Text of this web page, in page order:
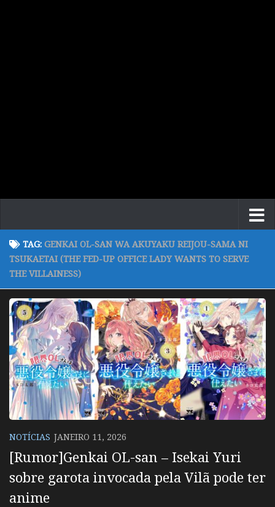
TAG: GENKAI OL-SAN WA AKUYAKU REIJOU-SAMA NI
TSUKAETAI (THE FED-UP OFFICE LADY WANTS TO SERVE
THE VILLAINESS)
NOTÍCIAS JANEIRO 11, 2026
[Rumor]Genkai OL-san – Isekai Yuri
sobre garota invocada pela Vilã pode ter
anime